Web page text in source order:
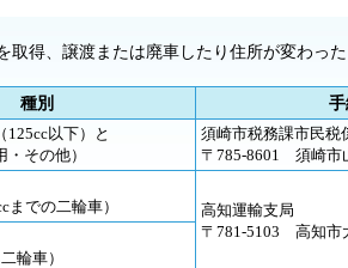
取得、譲渡または廃車したり住所が変わった
種別
125cc以下）と
その他）
須崎市税務課市民税
〒785-8601 須崎市
までの二輪車）
高知運輸支局
〒781-5103 高知市
輪車）